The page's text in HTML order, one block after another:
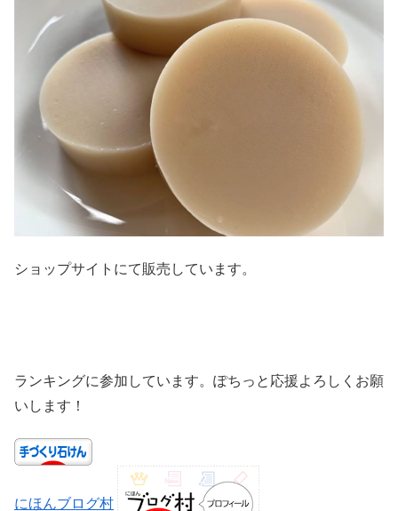
ショップサイトにて販売しています。
ランキングに参加しています。ぽちっと応援よろしくお願
いします！
にほんブログ村